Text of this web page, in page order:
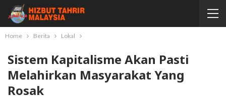
Home Berita Lokal
Sistem Kapitalisme Akan Pasti
Melahirkan Masyarakat Yang
Rosak